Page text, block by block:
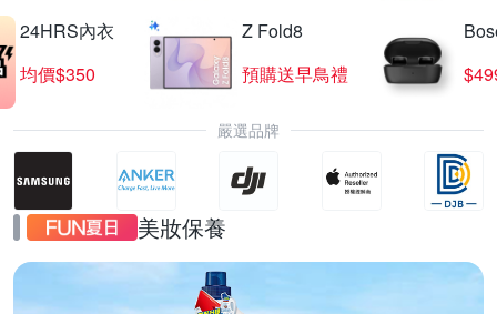
24HRS內衣
均價$350
Z Fold8
預購送早鳥禮
嚴選品牌
美妝保養